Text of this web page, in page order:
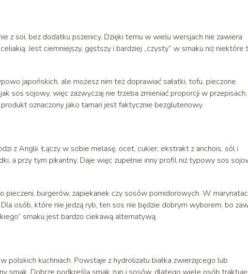
z soi, bez dodatku pszenicy. Dzięki temu w wielu wersjach nie zawiera
Jest ciemniejszy, gęstszy i bardziej „czysty” w smaku niż niektóre
japońskich, ale możesz nim też doprawiać sałatki, tofu, pieczone
sos sojowy, więc zazwyczaj nie trzeba zmieniać proporcji w przepisach.
oznaczony jako tamari jest faktycznie bezglutenowy.
z Anglii. Łączy w sobie melasę, ocet, cukier, ekstrakt z anchois, sól i
a przy tym pikantny. Daje więc zupełnie inny profil niż typowy sos
pieczeni, burgerów, zapiekanek czy sosów pomidorowych. W
Dla osób, które nie jedzą ryb, ten sos nie będzie dobrym wyborem, bo
smaku jest bardzo ciekawą alternatywą.
polskich kuchniach. Powstaje z hydrolizatu białka zwierzęcego lub